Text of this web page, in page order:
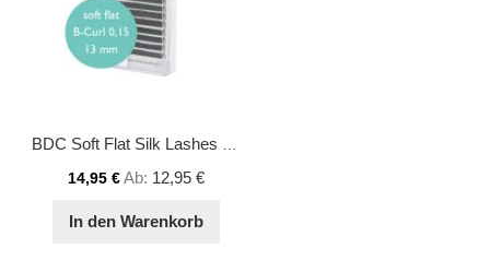
14,95 €Ab 12,95 €
In den Warenkorb